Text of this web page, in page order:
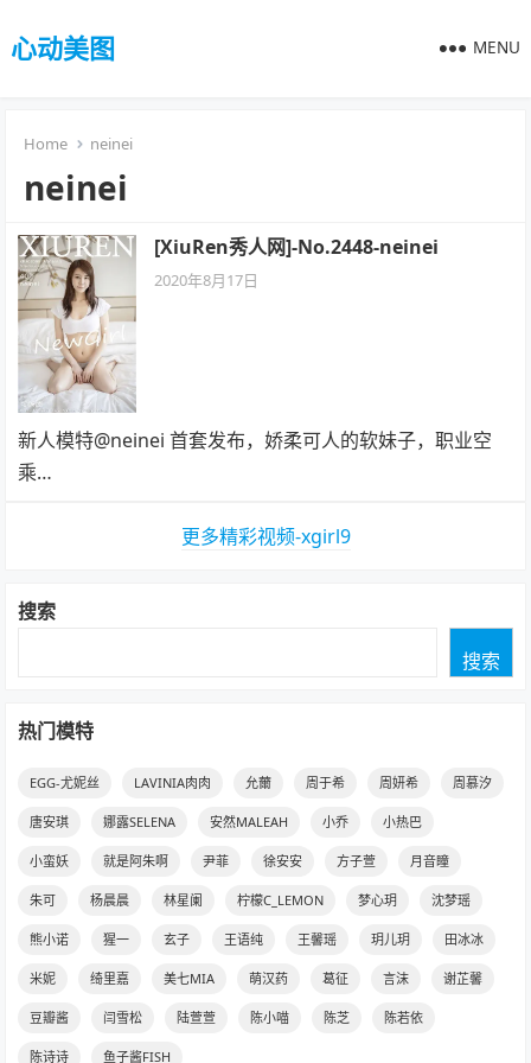
心动美图 MENU
Home neinei
neinei
[XiuRen秀人网]-No.2448-neinei
2020年8月17日
新人模特@neinei 首套发布，娇柔可人的软妹子，职业空
乘…
更多精彩视频-xgirl9
搜索
搜索
热门模特
EGG-尤妮丝 LAVINIA肉肉 允薾 周于希 周妍希 周慕汐
唐安琪 娜露SELENA 安然MALEAH 小乔 小热巴
小蛮妖 就是阿朱啊 尹菲 徐安安 方子萱 月音瞳
朱可 杨晨晨 林星阑 柠檬C_LEMON 梦心玥 沈梦瑶
熊小诺 猩一 玄子 王语纯 王馨瑶 玥儿玥 田冰冰
米妮 绮里嘉 美七MIA 萌汉药 葛征 言沫 谢芷馨
豆瓣酱 闫雪松 陆萱萱 陈小喵 陈芝 陈若依
陈诗诗 鱼子酱FISH